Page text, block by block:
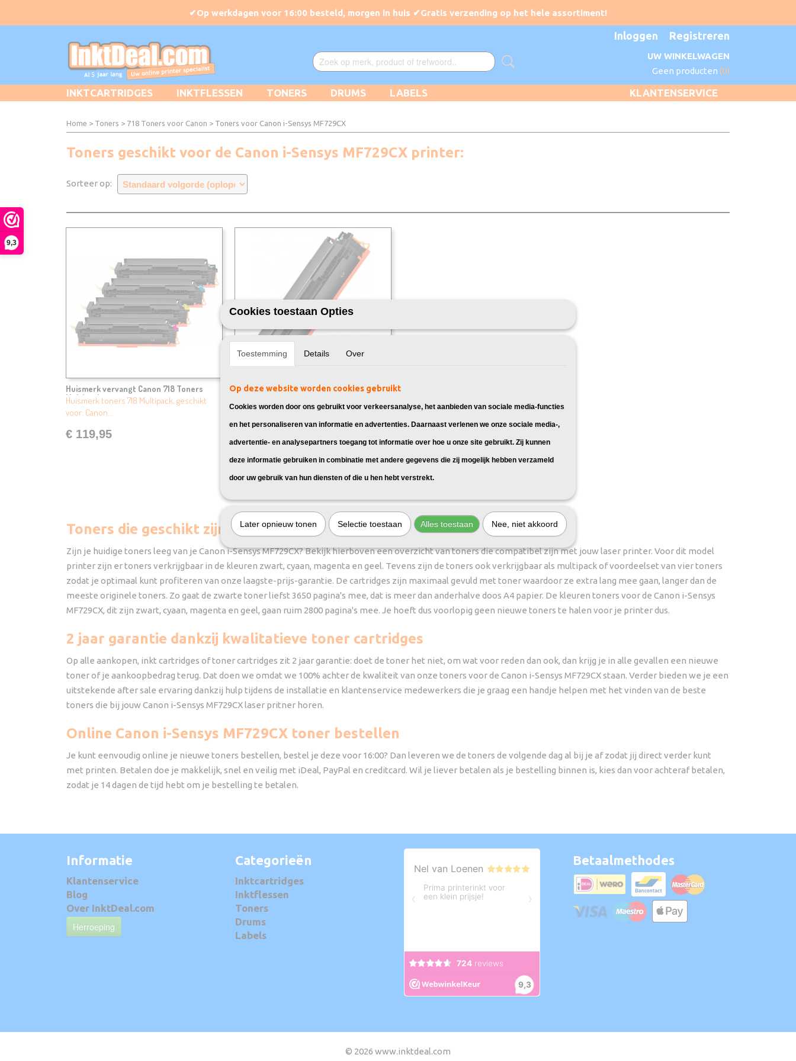
9,3
Inloggen Registreren
UW WINKELWAGEN
Geen producten (0)
KLANTENSERVICE
INKTCARTRIDGES INKTFLESSEN TONERS DRUMS LABELS
Home > Toners > 718 Toners voor Canon > Toners voor Canon i-Sensys MF729CX
Toners geschikt voor de Canon i-Sensys MF729CX printer:
Sorteer op:
Huismerk vervangt Canon 718 Toners
Multipack
Huismerk toners 718 Multipack, geschikt
voor: Canon…
€ 119,95
Huismerk vervangt Canon 718 Toner Zwart
voor: Canon…
Toners die geschikt zijn voor de Canon i-Sensys MF729CX
Zijn je huidige toners leeg van je Canon i-Sensys MF729CX? Bekijk hierboven een overzicht van toners die compatibel zijn met jouw laser printer. Voor dit model
printer zijn er toners verkrijgbaar in de kleuren zwart, cyaan, magenta en geel. Tevens zijn de toners ook verkrijgbaar als multipack of voordeelset van vier toners
zodat je optimaal kunt profiteren van onze laagste-prijs-garantie. De cartridges zijn maximaal gevuld met toner waardoor ze extra lang mee gaan, langer dan de
meeste originele toners. Zo gaat de zwarte toner liefst 3650 pagina's mee, dat is meer dan anderhalve doos A4 papier. De kleuren toners voor de Canon i-Sensys
MF729CX, dit zijn zwart, cyaan, magenta en geel, gaan ruim 2800 pagina's mee. Je hoeft dus voorlopig geen nieuwe toners te halen voor je printer dus.
2 jaar garantie dankzij kwalitatieve toner cartridges
Op alle aankopen, inkt cartridges of toner cartridges zit 2 jaar garantie: doet de toner het niet, om wat voor reden dan ook, dan krijg je in alle gevallen een nieuwe
toner of je aankoopbedrag terug. Dat doen we omdat we 100% achter de kwaliteit van onze toners voor de Canon i-Sensys MF729CX staan. Verder bieden we je een
uitstekende after sale ervaring dankzij hulp tijdens de installatie en klantenservice medewerkers die je graag een handje helpen met het vinden van de beste
toners die bij jouw Canon i-Sensys MF729CX laser pritner horen.
Online Canon i-Sensys MF729CX toner bestellen
Je kunt eenvoudig online je nieuwe toners bestellen, bestel je deze voor 16:00? Dan leveren we de toners de volgende dag al bij je af zodat jij direct verder kunt
met printen. Betalen doe je makkelijk, snel en veilig met iDeal, PayPal en creditcard. Wil je liever betalen als je bestelling binnen is, kies dan voor achteraf betalen,
zodat je 14 dagen de tijd hebt om je bestelling te betalen.
Informatie
Klantenservice
Blog
Over InktDeal.com
Herroeping
Categorieën
Inktcartridges
Inktflessen
Toners
Drums
Labels
Betaalmethodes
© 2026 www.inktdeal.com
Cookies toestaan Opties
Toestemming Details Over
Op deze website worden cookies gebruikt
Cookies worden door ons gebruikt voor verkeersanalyse, het aanbieden van sociale media-functies
en het personaliseren van informatie en advertenties. Daarnaast verlenen we onze sociale media-,
advertentie- en analysepartners toegang tot informatie over hoe u onze site gebruikt. Zij kunnen
deze informatie gebruiken in combinatie met andere gegevens die zij mogelijk hebben verzameld
door uw gebruik van hun diensten of die u hen hebt verstrekt.
Later opnieuw tonen Selectie toestaan Alles toestaan Nee, niet akkoord